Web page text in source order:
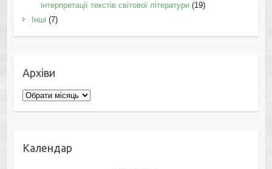
інтерпретації текстів світової літератури(19)
Інші (7)
Архіви
Архіви
Календар